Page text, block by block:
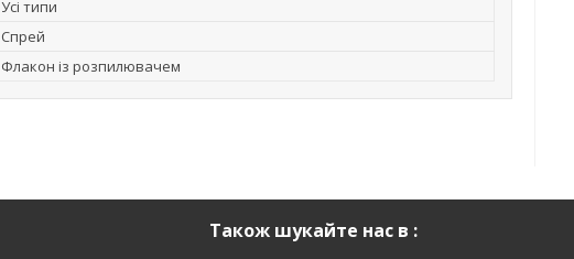
Усі типи
Спрей
Флакон із розпилювачем
Також шукайте нас в :